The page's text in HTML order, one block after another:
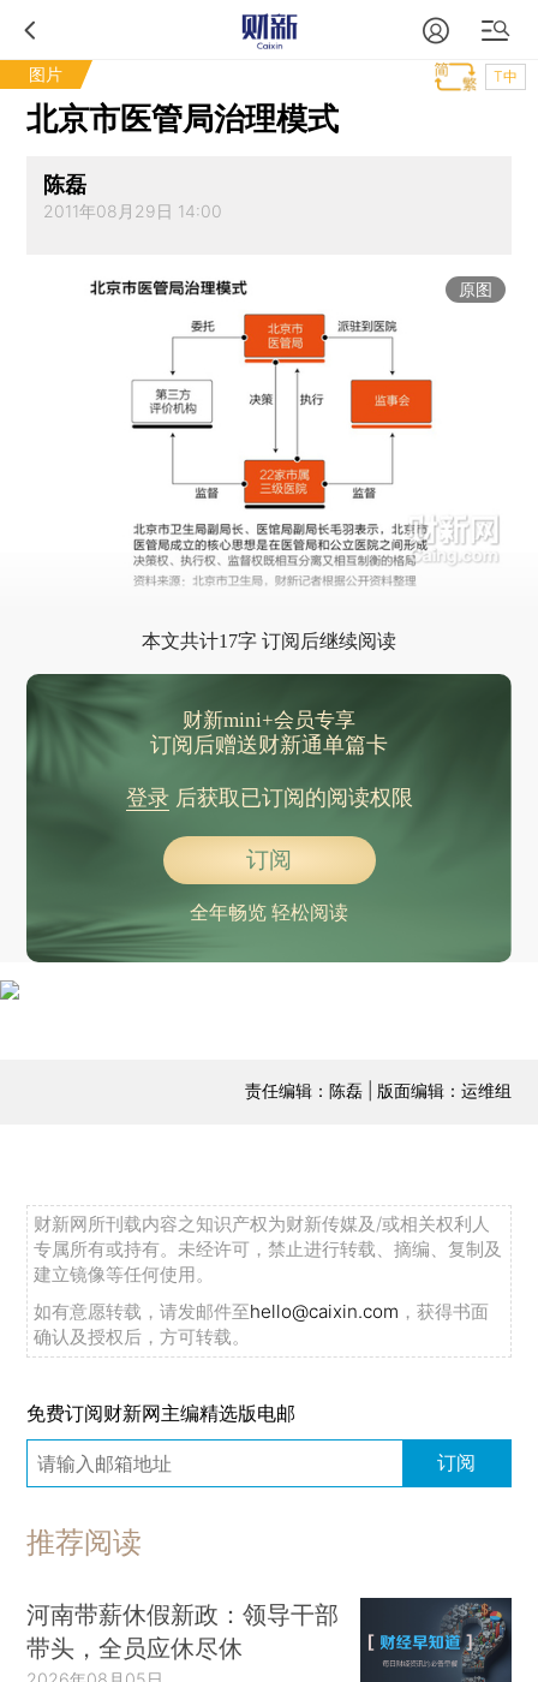
图片 T中
北京市医管局治理模式
陈磊
2011年08月29日 14:00
原图
本文共计17字 订阅后继续阅读
财新mini+会员专享
订阅后赠送财新通单篇卡
登录后获取已订阅的阅读权限
订阅
全年畅览 轻松阅读
责任编辑：陈磊 | 版面编辑：运维组
财新网所刊载内容之知识产权为财新传媒及/或相关权利人
专属所有或持有。未经许可，禁止进行转载、摘编、复制及
建立镜像等任何使用。
如有意愿转载，请发邮件至hello@caixin.com ，获得书面
确认及授权后，方可转载。
免费订阅财新网主编精选版电邮
订阅
推荐阅读
河南带薪休假新政：领导干部
带头，全员应休尽休